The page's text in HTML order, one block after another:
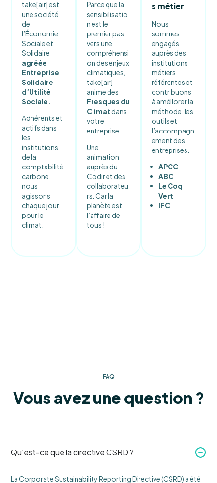
take[air] est
une société
de
l’Économie
Sociale et
Solidaire
agréée
Entreprise
Solidaire
d’Utilité
Sociale.
Adhérents et
actifs dans
les
institutions
de la
comptabilité
carbone,
nous
agissons
chaque jour
pour le
climat.
Parce que la
sensibilisatio
n est le
premier pas
vers une
compréhensi
on des enjeux
climatiques,
take[air]
anime des
Fresques du
Climat dans
votre
entreprise.
Une
animation
auprès du
Codir et des
collaborateu
rs. Car la
planète est
l’affaire de
tous !
s métier
Nous
sommes
engagés
auprès des
institutions
métiers
référentes et
contribuons
à améliorer la
méthode, les
outils et
l’accompagn
ement des
entreprises.
APCC
ABC
Le Coq
Vert
IFC
FAQ
Vous avez une question ?
Qu’est-ce que la directive CSRD ?
La Corporate Sustainability Reporting Directive (CSRD) a été